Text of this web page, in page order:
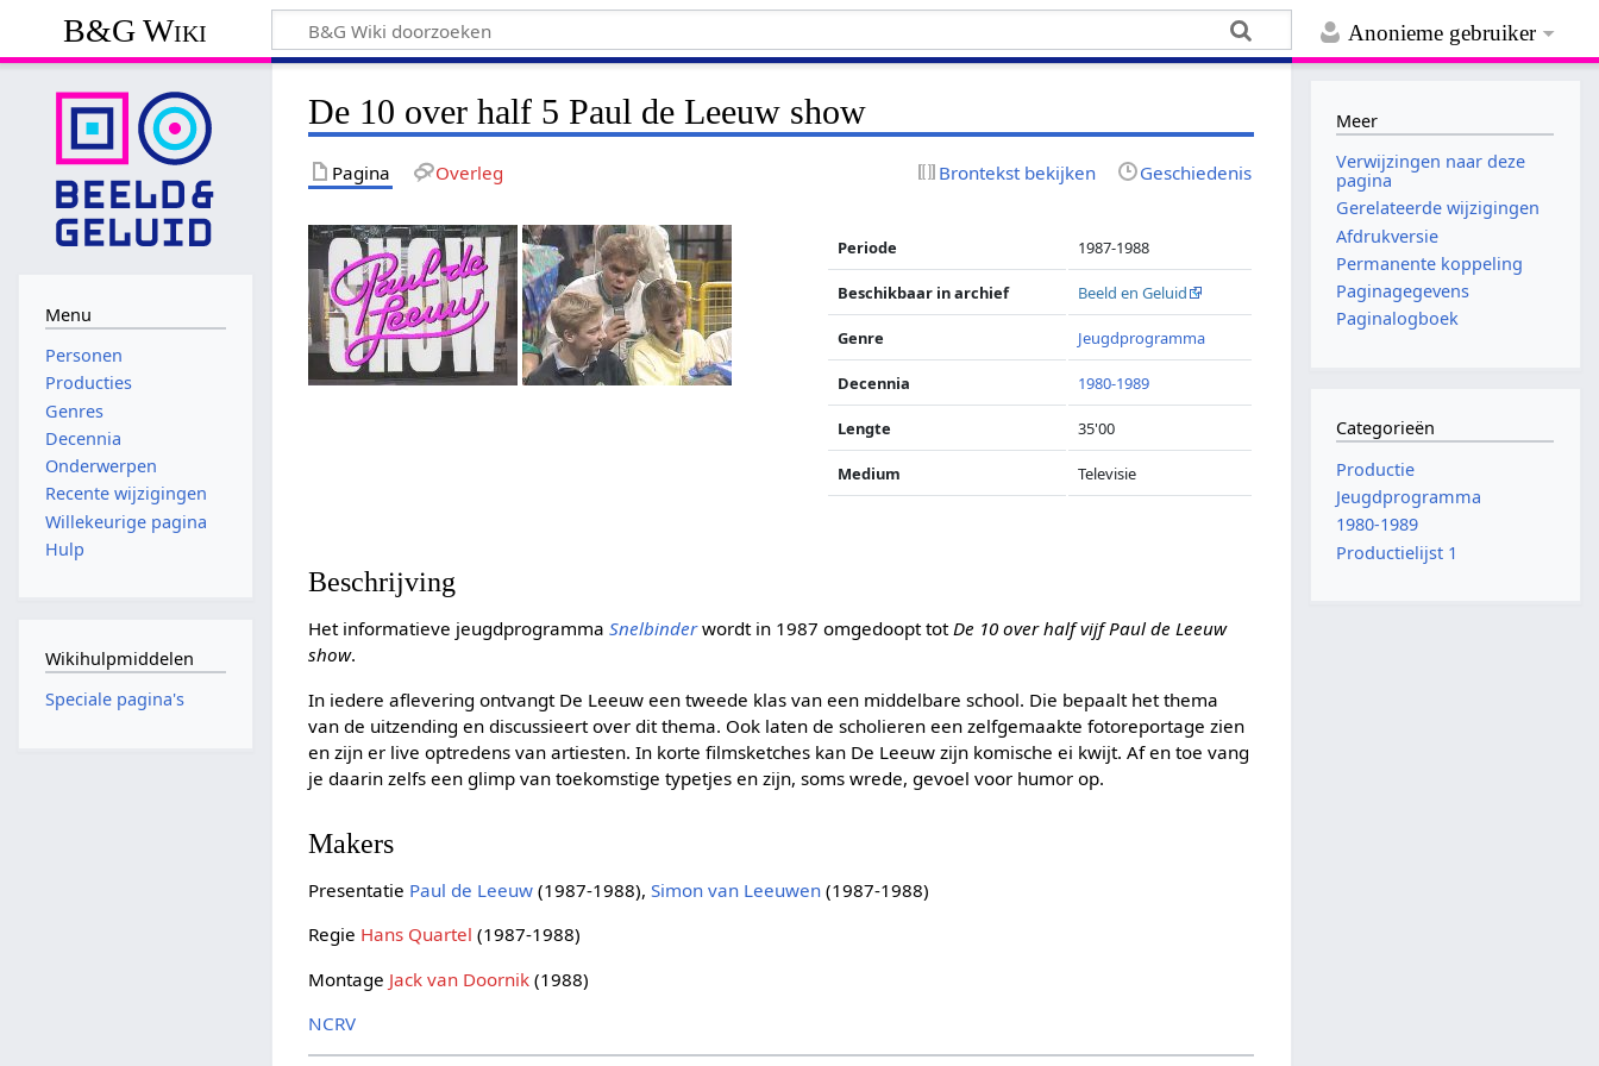
Anonieme gebruiker
B&G Wiki
De 10 over half 5 Paul de Leeuw show
Pagina Overleg Brontekst bekijken Geschiedenis
Periode 1987-1988
Beschikbaar in archief Beeld en Geluid
Genre Jeugdprogramma
Decennia 1980-1989
Lengte 35'00
Medium Televisie
Beschrijving
Het informatieve jeugdprogrammaSnelbinderwordt in 1987 omgedoopt totDe 10 over half vijf Paul de Leeuw
show.
In iedere aflevering ontvangt De Leeuw een tweede klas van een middelbare school. Die bepaalt het thema
van de uitzending en discussieert over dit thema. Ook laten de scholieren een zelfgemaakte fotoreportage zien
en zijn er live optredens van artiesten. In korte filmsketches kan De Leeuw zijn komische ei kwijt. Af en toe vang
je daarin zelfs een glimp van toekomstige typetjes en zijn, soms wrede, gevoel voor humor op.
Makers
Presentatie Paul de Leeuw (1987-1988),Simon van Leeuwen (1987-1988)
Regie Hans Quartel (1987-1988)
Montage Jack van Doornik (1988)
NCRV
Menu
Personen
Producties
Genres
Decennia
Onderwerpen
Recente wijzigingen
Willekeurige pagina
Hulp
Wikihulpmiddelen
Speciale pagina's
Meer
Verwijzingen naar deze
pagina
Gerelateerde wijzigingen
Afdrukversie
Permanente koppeling
Paginagegevens
Paginalogboek
Categorieën
Productie
Jeugdprogramma
1980-1989
Productielijst 1